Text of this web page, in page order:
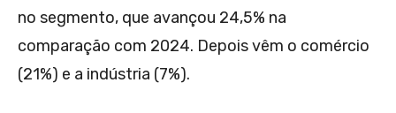
no segmento, que avançou 24,5% na
comparação com 2024. Depois vêm o comércio
(21%) e a indústria (7%).